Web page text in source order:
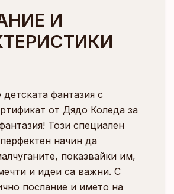
И
фантазия с
от Дядо Коледа за
Този специален
начин да
показвайки им,
и идеи са важни. С
послание и името на